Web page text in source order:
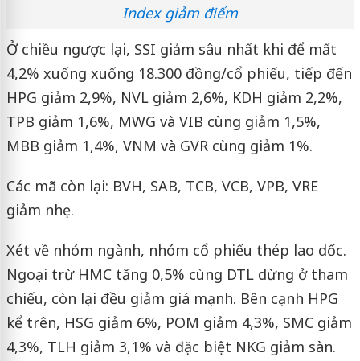
Index giảm điểm
Ở chiều ngược lại, SSI giảm sâu nhất khi để mất
4,2% xuống xuống 18.300 đồng/cổ phiếu, tiếp đến
HPG giảm 2,9%, NVL giảm 2,6%, KDH giảm 2,2%,
TPB giảm 1,6%, MWG và VIB cùng giảm 1,5%,
MBB giảm 1,4%, VNM và GVR cùng giảm 1%.
Các mã còn lại: BVH, SAB, TCB, VCB, VPB, VRE
giảm nhẹ.
Xét về nhóm ngành, nhóm cổ phiếu thép lao dốc.
Ngoại trừ HMC tăng 0,5% cùng DTL dừng ở tham
chiếu, còn lại đều giảm giá mạnh. Bên cạnh HPG
kể trên, HSG giảm 6%, POM giảm 4,3%, SMC giảm
4,3%, TLH giảm 3,1% và đặc biệt NKG giảm sàn.